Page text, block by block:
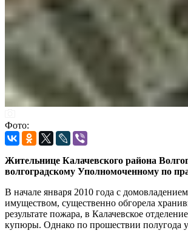
Фото:
Жительнице Калачевского района
волгоградскому Уполномоченному по
В начале января 2010 года с
имуществом, существенно обгорела
результате пожара, в Калачевское
купюры. Однако по прошествии полугода